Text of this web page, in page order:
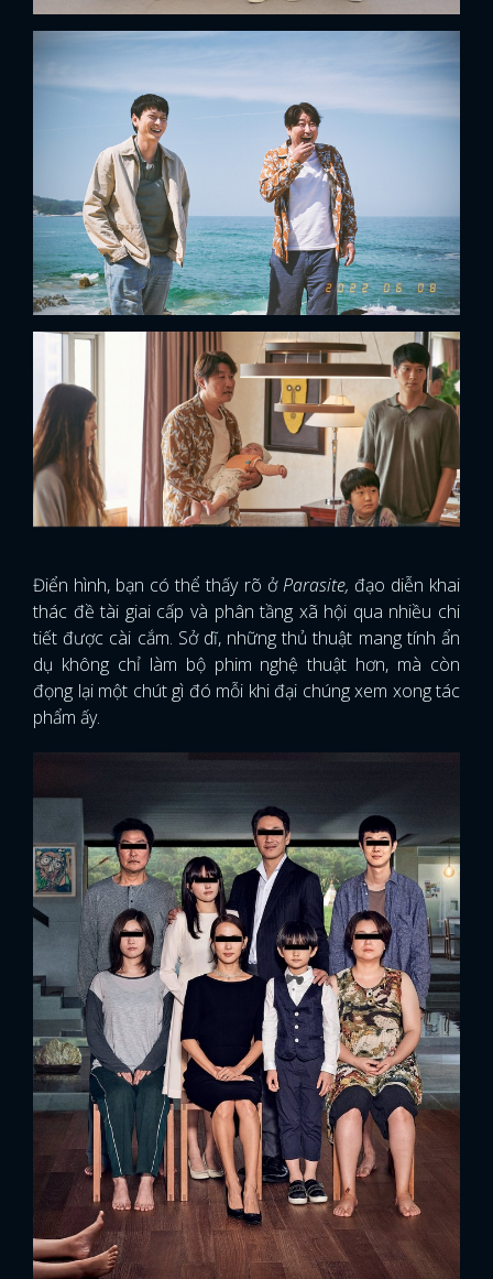
Điển hình, bạn có thể thấy rõ ởParasite, đạo diễn khai
thác đề tài giai cấp và phân tầng xã hội qua nhiều chi
tiết được cài cắm. Sở dĩ, những thủ thuật mang tính ẩn
dụ không chỉ làm bộ phim nghệ thuật hơn, mà còn
đọng lại một chút gì đó mỗi khi đại chúng xem xong tác
phẩm ấy.